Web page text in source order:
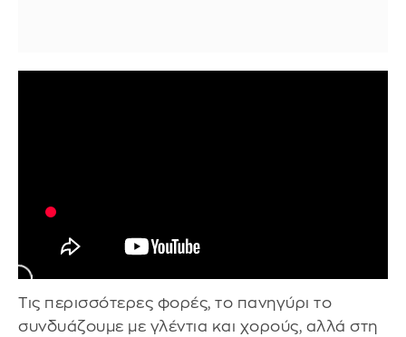
Τις περισσότερες φορές, το πανηγύρι το
συνδυάζουμε με γλέντια και χορούς, αλλά στη